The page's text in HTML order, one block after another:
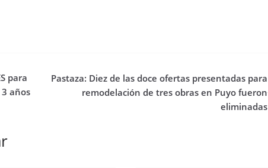
para
años
Pastaza: Diez de las doce ofertas presentadas para
remodelación de tres obras en Puyo fueron
eliminadas